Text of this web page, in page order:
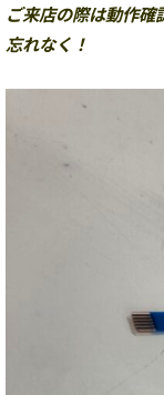
ご来店の際は動作
忘れなく！